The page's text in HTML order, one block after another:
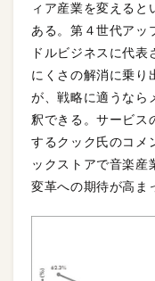
ィア産業を変えると
ある。第４世代アッ
ドルビジネスに代
にくさの解消に乗り
が、戦略に適うなら
釈できる。サービス
するクック氏のコメ
ックストアで音楽産
変革への期待が高ま